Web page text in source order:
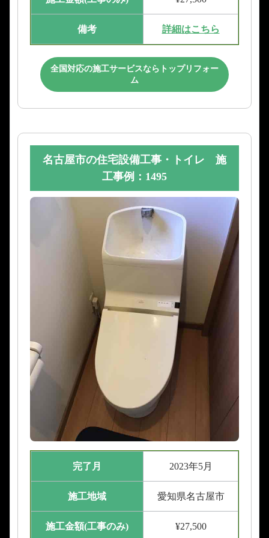
備考 詳細はこちら
全国対応の施工サービスならトップリフォー
ム
名古屋市の住宅設備工事・トイレ 施
工事例：1495
完了月 2023年5月
施工地域 愛知県名古屋市
施工金額(工事のみ) ¥27,500